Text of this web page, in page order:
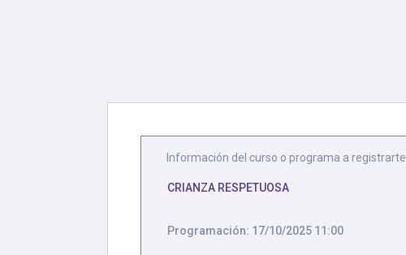
Información del curso o programa a registrarte
CRIANZA RESPETUOSA
Programación: 17/10/2025 11:00